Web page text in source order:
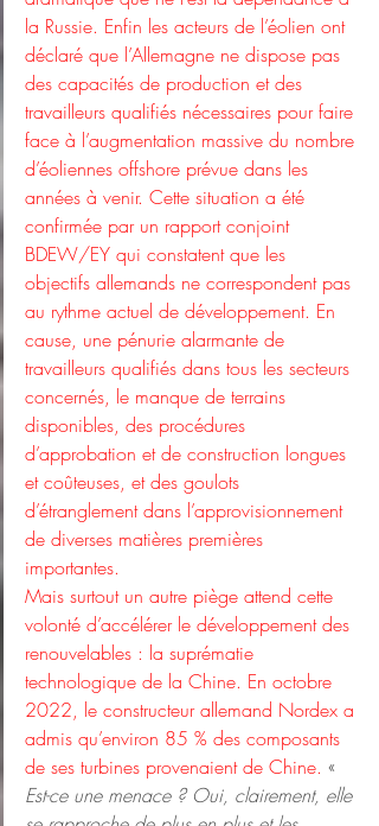
la Russie. Enfin les acteurs de l’éolien ont
déclaré que l’Allemagne ne dispose pas
des capacités de production et des
travailleurs qualifiés nécessaires pour faire
face à l’augmentation massive du nombre
d’éoliennes offshore prévue dans les
années à venir. Cette situation a été
confirmée par un rapport conjoint
BDEW/EY qui constatent que les
objectifs allemands ne correspondent pas
au rythme actuel de développement. En
cause, une pénurie alarmante de
travailleurs qualifiés dans tous les secteurs
concernés, le manque de terrains
disponibles, des procédures
d’approbation et de construction longues
et coûteuses, et des goulots
d’étranglement dans l’approvisionnement
de diverses matières premières
importantes.
Mais surtout un autre piège attend cette
volonté d’accélérer le développement des
renouvelables : la suprématie
technologique de la Chine. En octobre
2022, le constructeur allemand Nordex a
admis qu’environ 85 % des composants
de ses turbines provenaient de Chine. «
Est-ce une menace ? Oui, clairement, elle